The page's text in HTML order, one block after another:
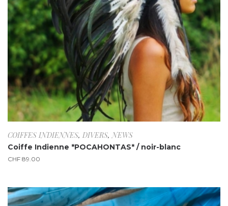
COIFFES INDIENNES, DIVERS,NEWS
Coiffe Indienne *POCAHONTAS* / noir-blanc
CHF 89.00